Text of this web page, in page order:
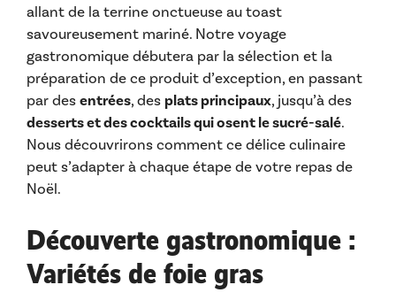
allant de la terrine onctueuse au toast
savoureusement mariné. Notre voyage
gastronomique débutera par la sélection et la
préparation de ce produit d’exception, en passant
par des entrées, des plats principaux, jusqu’à des
desserts et des cocktails qui osent le sucré-salé.
Nous découvrirons comment ce délice culinaire
peut s’adapter à chaque étape de votre repas de
Noël.
Découverte gastronomique :
Variétés de foie gras